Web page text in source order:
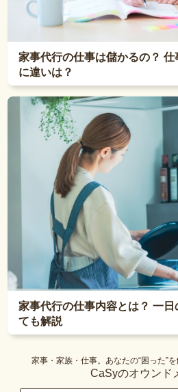
家事代行の仕事は儲かるの？
に違いは？
家事代行の仕事内容とは？ 一
ても解説
家事・家族・仕事。あなたの“困った”
CaSyのオウンド